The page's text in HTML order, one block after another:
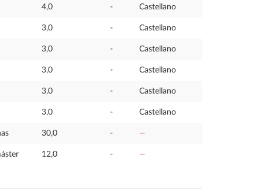
4,0 - Castellano
3,0 - Castellano
3,0 - Castellano
3,0 - Castellano
3,0 - Castellano
3,0 - Castellano
30,0 - —
12,0 - —